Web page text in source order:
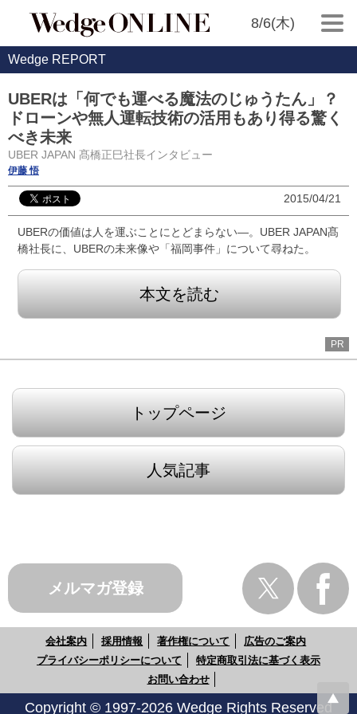
8/6(木)
Wedge REPORT
UBERは「何でも運べる魔法のじゅうたん」？
ドローンや無人運転技術の活用もあり得る驚く
べき未来
UBER JAPAN 髙橋正巳社長インタビュー
伊藤 悟
2015/04/21
UBERの価値は人を運ぶことにとどまらない―。UBER JAPAN髙
橋社長に、UBERの未来像や「福岡事件」について尋ねた。
本文を読む
PR
トップページ
人気記事
メルマガ登録
会社案内 採用情報 著作権について
広告のご案内
プライバシーポリシーについて
特定商取引法に基づく表示
お問い合わせ
Copyright © 1997-2026 Wedge Rights Reserved